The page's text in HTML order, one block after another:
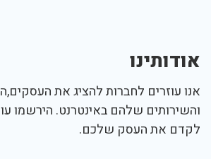
אודותינו
אנו עוזרים לחברות להציג את
והשירותים שלהם באינטרנט. הירשמו
לקדם את העסק שלכם.